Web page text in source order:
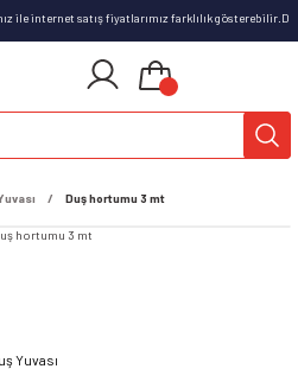
ile internet satış fiyatlarımız farklılık
Duş hortumu 3 mt
Yuvası